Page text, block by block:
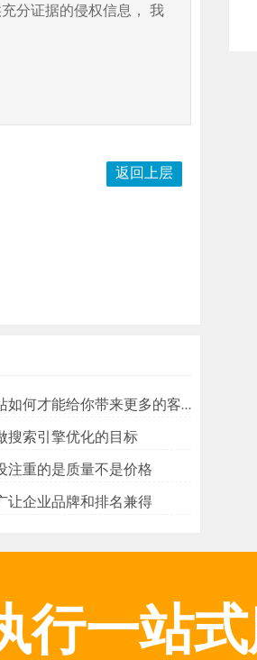
分证据的侵权信息， 我
返回上层
何才能给你带来更多的客户？
搜索引擎优化的目标
注重的是质量不是价格
让企业品牌和排名兼得
行一站式